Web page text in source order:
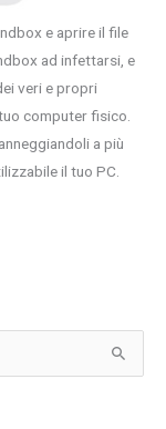
e aprire il file
ad infettarsi, e
veri e propri
computer fisico.
a più
il tuo PC.